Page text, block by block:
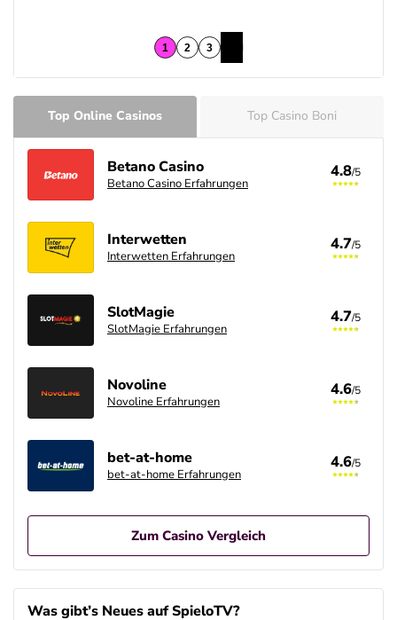
Top Online Casinos Top Casino Boni
Betano Casino
Betano Casino Erfahrungen
4.8/5
Interwetten
Interwetten Erfahrungen
4.7/5
SlotMagie
SlotMagie Erfahrungen
4.7/5
Novoline
Novoline Erfahrungen
4.6/5
bet-at-home
bet-at-home Erfahrungen
4.6/5
Zum Casino Vergleich
Betano Casino Bonus
400% bis zu 80€
Was gibt’s Neues auf SpieloTV?